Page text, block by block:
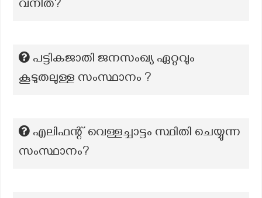
വനിത?
പട്ടികജാതി ജനസംഖ്യ ഏറ്റവും
കൂടുതലുള്ള സംസ്ഥാനം ?
എലിഫന്റ് വെള്ളച്ചാട്ടം സ്ഥിതി ചെയ്യുന്ന
സംസ്ഥാനം?